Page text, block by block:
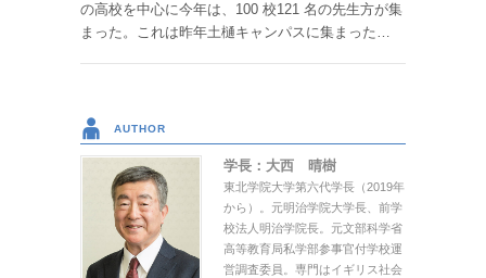
の高校を中心に今年は、100 校121 名の先生方が集
まった。これは昨年土樋キャンパスに集まった…
AUTHOR
学長：大西 晴樹
東北学院大学第六代学長（2019年
から）。元明治学院大学長、前学
校法人明治学院長。元文部科学省
高等教育局私学部参事官付学校運
営調査委員。専門はイギリス社会